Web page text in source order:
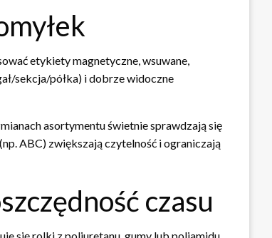
etykiety magnetyczne, wsuwane,
sekcja/półka) i dobrze widoczne
asortymentu świetnie sprawdzają się
ABC) zwiększają czytelność i ograniczają
czasu